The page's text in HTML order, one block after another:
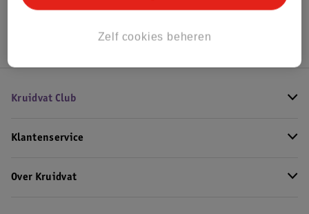
Hoe controleren wij de reviews?
Kruidvat Club
Klantenservice
Over Kruidvat
Zelf cookies beheren